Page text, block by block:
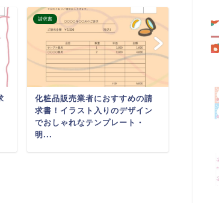
請求書
化粧品販売業者におすすめの請
求書！イラスト入りのデザイン
でおしゃれなテンプレート・
明...
ボタニ
な請求
ジネス